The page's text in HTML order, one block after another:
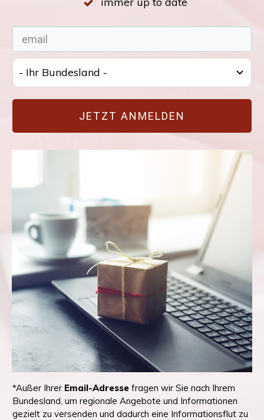
- Ihr Bundesland -
JETZT ANMELDEN
*Außer Ihrer Email-Adresse fragen wir Sie nach Ihrem
Bundesland, um regionale Angebote und Informationen
gezielt zu versenden und dadurch eine Informationsflut zu